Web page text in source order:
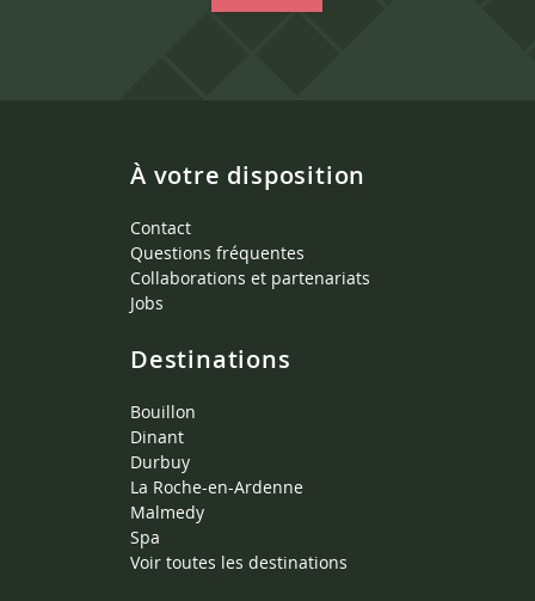
À votre disposition
Contact
Questions fréquentes
Collaborations et partenariats
Jobs
Destinations
Bouillon
Dinant
Durbuy
La Roche-en-Ardenne
Malmedy
Spa
Voir toutes les destinations